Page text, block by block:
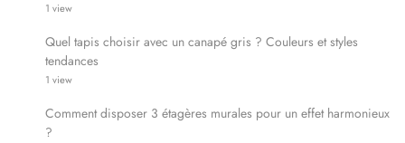
1 view
Quel tapis choisir avec un canapé gris ? Couleurs et styles
tendances
1 view
Comment disposer 3 étagères murales pour un effet harmonieux
?